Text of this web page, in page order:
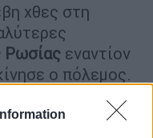
χθες στη
Ρωσίας εναντίον
ο πόλεμος.
προκαλεί